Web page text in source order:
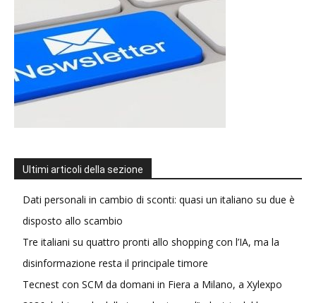
Ultimi articoli della sezione
Dati personali in cambio di sconti: quasi un italiano su due è
disposto allo scambio
Tre italiani su quattro pronti allo shopping con l’IA, ma la
disinformazione resta il principale timore
Tecnest con SCM da domani in Fiera a Milano, a Xylexpo